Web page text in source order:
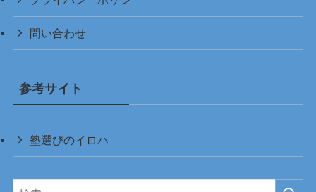
問い合わせ
参考サイト
塾選びのイロハ